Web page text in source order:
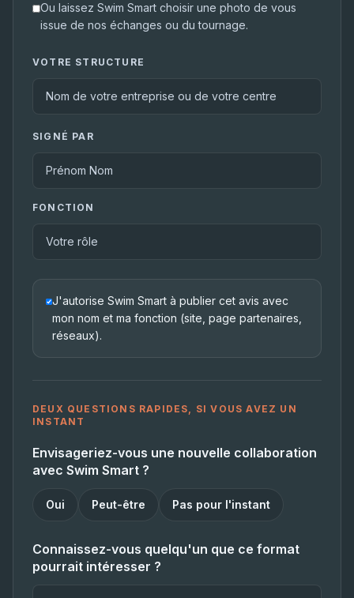
Ou laissez Swim Smart choisir une photo de vous
issue de nos échanges ou du tournage.
VOTRE STRUCTURE
SIGNÉ PAR
FONCTION
J'autorise Swim Smart à publier cet avis avec
mon nom et ma fonction (site, page partenaires,
réseaux).
DEUX QUESTIONS RAPIDES, SI VOUS AVEZ UN
INSTANT
Envisageriez-vous une nouvelle collaboration
avec Swim Smart ?
Oui Peut-être Pas pour l'instant
Connaissez-vous quelqu'un que ce format
pourrait intéresser ?